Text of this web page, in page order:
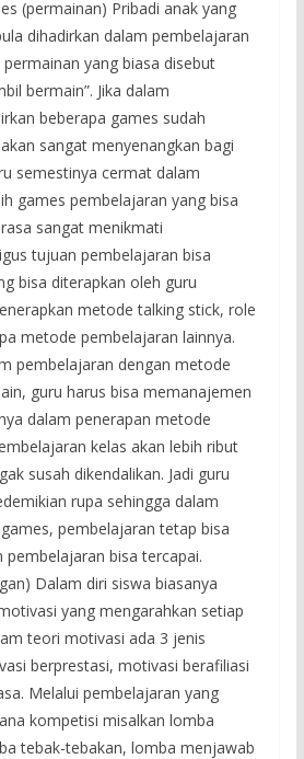
(permainan) Pribadi anak yang
dihadirkan dalam pembelajaran
yang biasa disebut
bermain”. Jika dalam
beberapa games sudah
sangat menyenangkan bagi
semestinya cermat dalam
games pembelajaran yang bisa
sangat menikmati
tujuan pembelajaran bisa
bisa diterapkan oleh guru
metode talking stick, role
metode pembelajaran lainnya.
pembelajaran dengan metode
guru harus bisa memanajemen
dalam penerapan metode
kelas akan lebih ribut
susah dikendalikan. Jadi guru
rupa sehingga dalam
pembelajaran tetap bisa
bisa tercapai.
Dalam diri siswa biasanya
yang mengarahkan setiap
teori motivasi ada 3 jenis
berprestasi, motivasi berafiliasi
Melalui pembelajaran yang
kompetisi misalkan lomba
tebak-tebakan, lomba menjawab